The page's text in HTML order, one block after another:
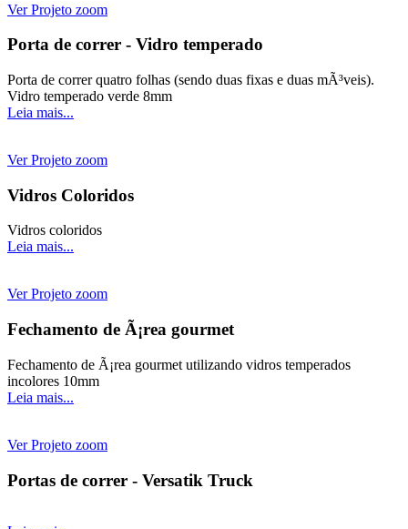
Ver Projeto zoom
Porta de correr - Vidro temperado
Porta de correr quatro folhas (sendo duas fixas e duas mÃ³veis).
Vidro temperado verde 8mm
Leia mais...
Ver Projeto zoom
Vidros Coloridos
Vidros coloridos
Leia mais...
Ver Projeto zoom
Fechamento de Ã¡rea gourmet
Fechamento de Ã¡rea gourmet utilizando vidros temperados
incolores 10mm
Leia mais...
Ver Projeto zoom
Portas de correr - Versatik Truck